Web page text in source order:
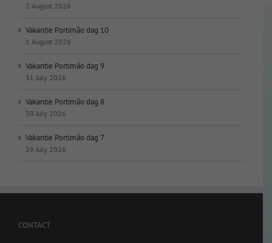
2 August 2026
Vakantie Portimão dag 10
1 August 2026
Vakantie Portimão dag 9
31 July 2026
Vakantie Portimão dag 8
30 July 2026
Vakantie Portimão dag 7
29 July 2026
CONTACT